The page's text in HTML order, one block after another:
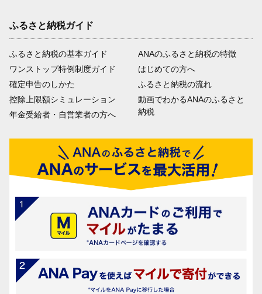
ふるさと納税ガイド
ふるさと納税の基本ガイド
ワンストップ特例制度ガイド
確定申告のしかた
控除上限額シミュレーション
年金受給者・自営業者の方へ
ANAのふるさと納税の特徴
はじめての方へ
ふるさと納税の流れ
動画でわかるANAのふるさと
納税